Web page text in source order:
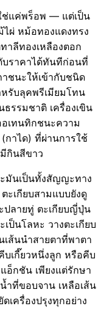
ช่แค่พร็อพ — แต่เป็น
ไผ่ หม้อทองแดงทรง
ลีทองเหลืองตอก
ราคาได้ทันทีก่อนที่
าชนะให้เข้ากับชนิด
รับลุคพรีเมียมโทน
รรมชาติ เครื่องเขิน
เทนทิกชนะความ
กาได) ที่ผ่านการใช้
กินสีขาว
ะมันเป็นทั้งสัญญะทาง
ะเกียบสามแบบยังดู
ปลายทู่ ตะเกียบญี่ปุ่น
ป็นโลหะ วางตะเกียบ
เส้นนำสายตาที่พาตา
เกี๊ยวหนึ่งลูก หรือคีบ
กชัน เพียงแต่รักษา
ำที่ขอบจาน เหลือเส้น
เครื่องปรุงทุกอย่าง